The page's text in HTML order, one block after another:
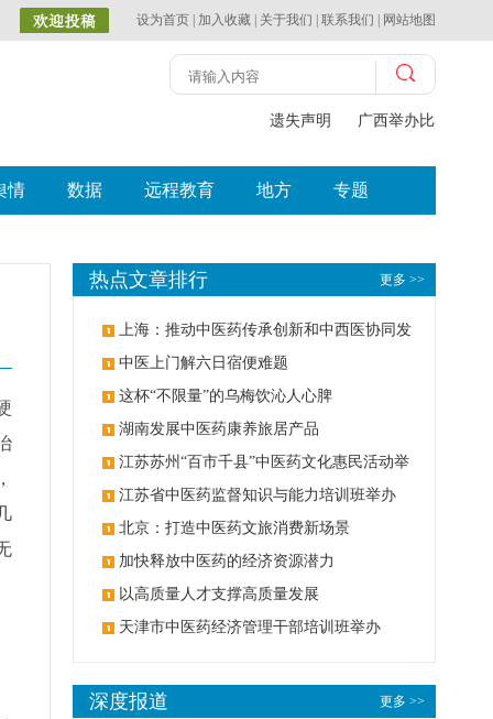
设为首页 加入收藏 关于我们 联系我们 网站地图
遗失声明 广西举办比赛探索
情 数据 远程教育 地方 专题
更多 >>
热点文章排行
上海：推动中医药传承创新和中西医协同发
展 中医上门解六日宿便难题
这杯“不限量”的乌梅饮沁人心脾
湖南发展中医药康养旅居产品
江苏苏州“百市千县”中医药文化惠民活动举
办 江苏省中医药监督知识与能力培训班举办
北京：打造中医药文旅消费新场景
加快释放中医药的经济资源潜力
以高质量人才支撑高质量发展
天津市中医药经济管理干部培训班举办
更多 >>
深度报道